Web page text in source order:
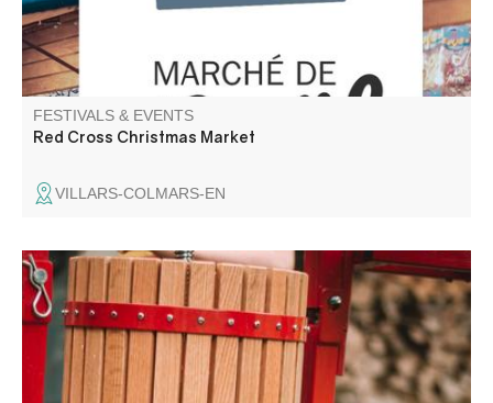
FESTIVALS & EVENTS
Red Cross Christmas Market
VILLARS-COLMARS-EN
Une journée pour broyer, presser, pasteuriser, échanger,
et partager sans modération !